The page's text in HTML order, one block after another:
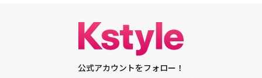
公式アカウントをフォロー！